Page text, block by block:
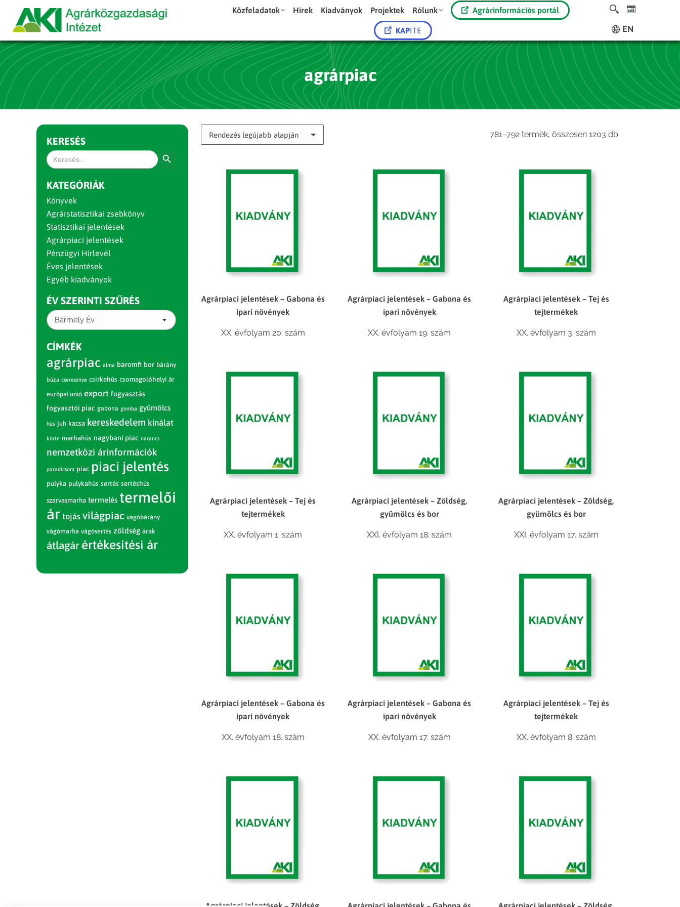
Közfeladatok Hírek Kiadványok Projektek Rólunk Agrárinformációs portál
KAPITE EN
agrárpiac
781–792 termék, összesen 1203 dbSorted
Agrárpiaci jelentések – Gabona és
ipari növények
XX. évfolyam 20. szám
Agrárpiaci jelentések – Gabona és
ipari növények
XX. évfolyam 19. szám
Agrárpiaci jelentések – Tej és
tejtermékek
XX. évfolyam 3. szám
Agrárpiaci jelentések – Tej és
tejtermékek
XX. évfolyam 1. szám
Agrárpiaci jelentések – Zöldség,
gyümölcs és bor
XXI. évfolyam 18. szám
Agrárpiaci jelentések – Zöldség,
gyümölcs és bor
XXI. évfolyam 17. szám
Agrárpiaci jelentések – Gabona és
ipari növények
XX. évfolyam 18. szám
Agrárpiaci jelentések – Gabona és
ipari növények
XX. évfolyam 17. szám
Agrárpiaci jelentések – Tej és
tejtermékek
XX. évfolyam 8. szám
KERESÉS
Search
for:
KATEGÓRIÁK
Könyvek
Agrárstatisztikai zsebkönyv
Statisztikai jelentések
Agrárpiaci jelentések
Pénzügyi Hírlevél
Éves jelentések
Egyéb kiadványok
ÉV SZERINTI SZŰRÉS
Bármely Év
CÍMKÉK
agrárpiac alma baromfi bor bárány
búza cseresznye csirkehús csomagolóhelyi ár
európai unió export fogyasztás
fogyasztói piac gabona gomba gyümölcs
hús juh kacsa kereskedelem kínálat
körte marhahús nagybani piac narancs
nemzetközi árinformációk
paradicsom piac piaci jelentés
pulyka pulykahús sertés sertéshús
szarvasmarha termelés termelői
ár tojás világpiac vágóbárány
vágómarha vágósertés zöldség árak
átlagár értékesítési ár